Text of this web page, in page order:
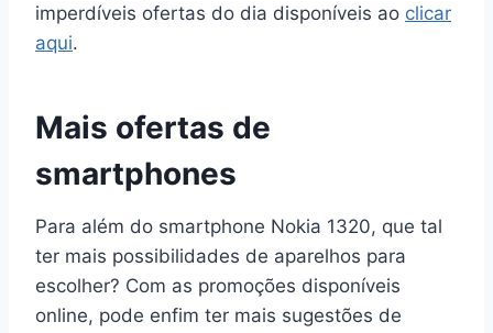
imperdíveis ofertas do dia disponíveis ao clicar
aqui.
Mais ofertas de
smartphones
Para além do smartphone Nokia 1320, que tal
ter mais possibilidades de aparelhos para
escolher? Com as promoções disponíveis
online, pode enfim ter mais sugestões de